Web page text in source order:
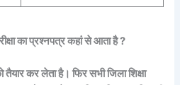
का प्रश्नपत्र कहां से आता है ?
तैयार कर लेता है। फिर सभी जिला शिक्षा